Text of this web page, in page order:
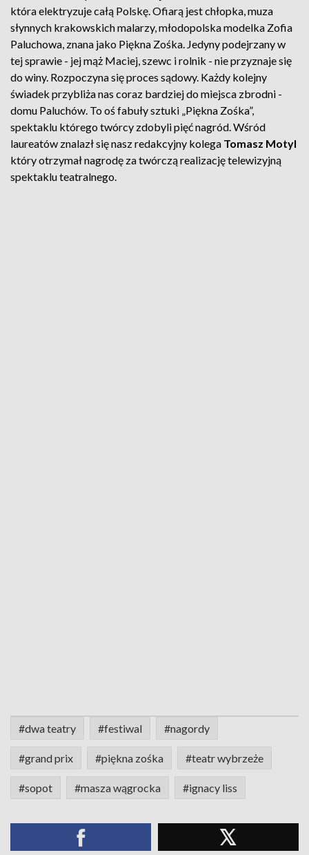
która elektryzuje całą Polskę. Ofiarą jest chłopka, muza
słynnych krakowskich malarzy, młodopolska modelka Zofia
Paluchowa, znana jako Piękna Zośka. Jedyny podejrzany w
tej sprawie - jej mąż Maciej, szewc i rolnik - nie przyznaje się
do winy. Rozpoczyna się proces sądowy. Każdy kolejny
świadek przybliża nas coraz bardziej do miejsca zbrodni -
domu Paluchów. To oś fabuły sztuki „Piękna Zośka”,
spektaklu którego twórcy zdobyli pięć nagród. Wśród
laureatów znalazł się nasz redakcyjny kolega Tomasz Motyl
który otrzymał nagrodę za twórczą realizację telewizyjną
spektaklu teatralnego.
#dwa teatry #festiwal #nagordy
#grand prix #piękna zośka #teatr wybrzeże
#sopot #masza wągrocka #ignacy liss